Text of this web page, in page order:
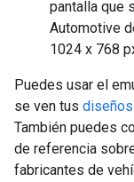
pantalla que
Automotive
1024 x 768
Puedes usar el
se ven tus diseños
También puedes
de referencia
fabricantes de